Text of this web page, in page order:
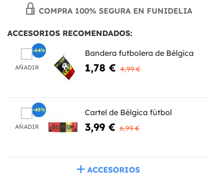
COMPRA 100% SEGURA EN FUNIDELIA
ACCESORIOS RECOMENDADOS:
AÑADIR
Bandera futbolera de Bélgica
1,78 € 4,99 €
-64%
AÑADIR
Cartel de Bélgica fútbol
3,99 € 6,99 €
-43%
ACCESORIOS